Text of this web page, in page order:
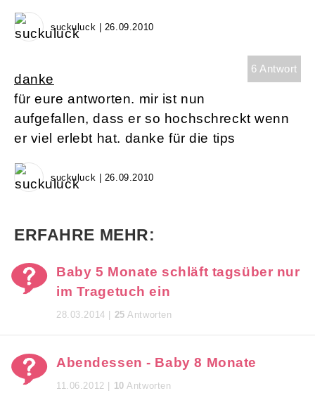
suckuluck | 26.09.2010
6 Antwort
danke
für eure antworten. mir ist nun
aufgefallen, dass er so hochschreckt wenn
er viel erlebt hat. danke für die tips
suckuluck | 26.09.2010
ERFAHRE MEHR:
Baby 5 Monate schläft tagsüber nur
im Tragetuch ein
28.03.2014 | 25 Antworten
Abendessen - Baby 8 Monate
11.06.2012 | 10 Antworten